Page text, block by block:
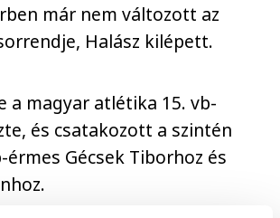
már nem változott az
Halász kilépett.
a magyar atlétika 15. vb-
és csatakozott a szintén
érmes Gécsek Tiborhoz és